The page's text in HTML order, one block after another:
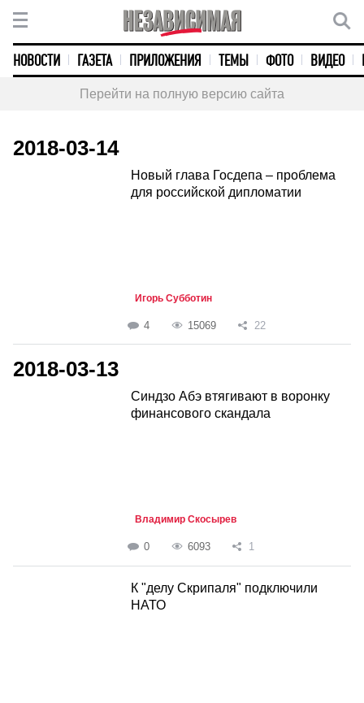
НОВОСТИ ГАЗЕТА ПРИЛОЖЕНИЯ ТЕМЫ ФОТО ВИДЕО
Перейти на полную версию сайта
2018-03-14
Новый глава Госдепа – проблема
для российской дипломатии
Игорь Субботин
4 15069 22
2018-03-13
Синдзо Абэ втягивают в воронку
финансового скандала
Владимир Скосырев
0 6093 1
К "делу Скрипаля" подключили
НАТО